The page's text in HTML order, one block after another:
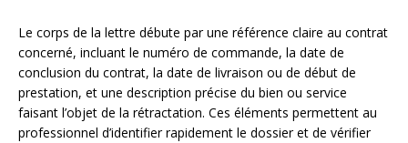
Le corps de la lettre débute par une référence claire au contrat
concerné, incluant le numéro de commande, la date de
conclusion du contrat, la date de livraison ou de début de
prestation, et une description précise du bien ou service
faisant l’objet de la rétractation. Ces éléments permettent au
professionnel d’identifier rapidement le dossier et de vérifier